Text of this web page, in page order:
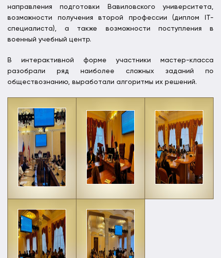
направления подготовки Вавиловского университета,
возможности получения второй профессии (диплом IT-
специалиста), а также возможности поступления в
военный учебный центр.
В интерактивной форме участники мастер-класса
разобрали ряд наиболее сложных заданий по
обществознанию, выработали алгоритмы их решений.